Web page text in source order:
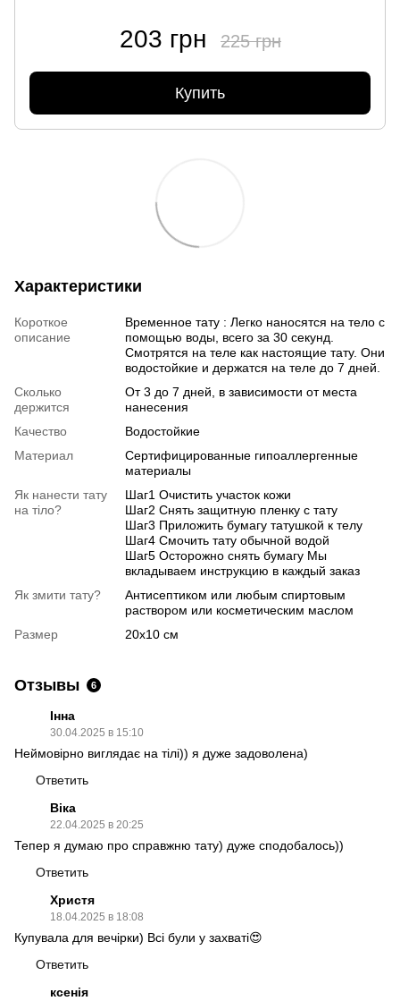
203 грн 225 грн
Купить
Характеристики
Короткое
описание
Временное тату : Легко наносятся на тело с
помощью воды, всего за 30 секунд.
Смотрятся на теле как настоящие тату. Они
водостойкие и держатся на теле до 7 дней.
Сколько
держится
От 3 до 7 дней, в зависимости от места
нанесения
Качество
Водостойкие
Материал
Сертифицированные гипоаллергенные
материалы
Як нанести тату
на тіло?
Шаг1 Очистить участок кожи
Шаг2 Снять защитную пленку с тату
Шаг3 Приложить бумагу татушкой к телу
Шаг4 Смочить тату обычной водой
Шаг5 Осторожно снять бумагу Мы
вкладываем инструкцию в каждый заказ
Як змити тату?
Антисептиком или любым спиртовым
раствором или косметическим маслом
Размер
20х10 см
Отзывы 6
Інна
30.04.2025 в 15:10
Неймовірно виглядає на тілі)) я дуже задоволена)
Ответить
Віка
22.04.2025 в 20:25
Тепер я думаю про справжню тату) дуже сподобалось))
Ответить
Христя
18.04.2025 в 18:08
Купувала для вечірки) Всі були у захваті😍
Ответить
ксенія